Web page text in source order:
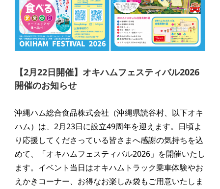
【2月22日開催】オキハムフェスティバル2026
開催のお知らせ
沖縄ハム総合食品株式会社（沖縄県読谷村、以下オキ
ハム）は、2月23日に設立49周年を迎えます。日頃よ
り応援してくださっている皆さまへ感謝の気持ちを込
めて、「オキハムフェスティバル2026」を開催いたし
ます。イベント当日はオキハムトラック乗車体験やお
えかきコーナー、お得なお楽しみ袋もご用意いたしま